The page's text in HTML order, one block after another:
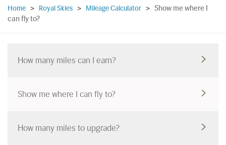
Home > Royal Skies > Mileage Calculator > Show me where I
can fly to?
How many miles can I earn?
Show me where I can fly to?
How many miles to upgrade?